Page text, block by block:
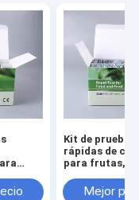
Kit de pruebas
rápidas de
para frutas,
granos.
Mejor